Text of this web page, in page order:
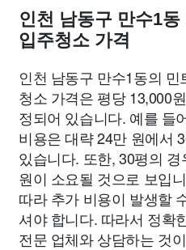
인천 남동구 만수1
입주청소 가격
인천 남동구 만수1동의
청소 가격은 평당 13,000
정되어 있습니다. 예를 들
비용은 대략 24만 원에서
있습니다. 또한, 30평의
원이 소요될 것으로 보입
따라 추가 비용이 발생할
셔야 합니다. 따라서 정확
전문 업체와 상담하는 것